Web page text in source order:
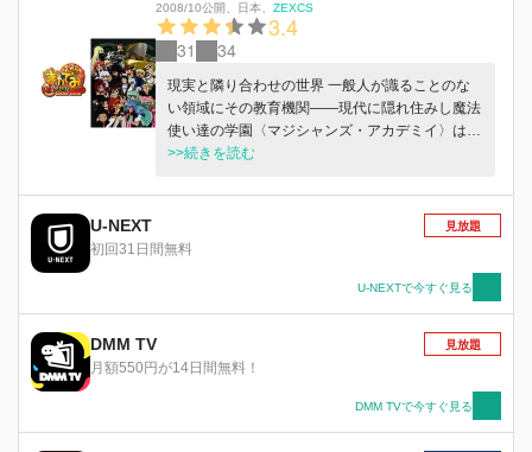
2008/10公開 日本 ZEXCS
3.4
31 34
現実と隣り合わせの世界 一般人が識ることのな
い領域にその教育機関――現代に隠れ住みし魔法
使い達の学園〈マジシャンズ・アカデミイ〉は存
在していた。 「平凡」を絵に描いたような男子
きとした魔法使い候補生の一人。その拓人が召喚
実技Ⅱの追試で呼び出してしまったのは なんと
「魔力値十万以上 神格値五千。属性不明」とい
彼女との同居を命じられてしまった！！ そのう
え拓人に恋する従姉の鈴穂も押しかけてくるわ
魔法機杖の化身のファルチェまで加わるわで拓人
の周りはこれでもかの確立変動ハーレム状態に突
入！？さらには業深いオタク趣味を凶悪なスキル
で加速させる先輩・榮太郎や 犬耳メイドのエー
>>続きを読む
U-NEXT
初回31日間無料
見放題
U-NEXTで今すぐ見る
DMM TV
月額550円が14日間無料！
見放題
DMM TVで今すぐ見る